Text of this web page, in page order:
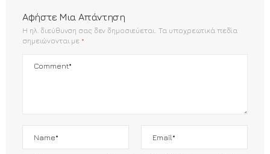
Αφήστε Μια Απάντηση
Η ηλ. διεύθυνση σας δεν δημοσιεύεται. Τα υποχρεωτικά πεδία
σημειώνονται με *